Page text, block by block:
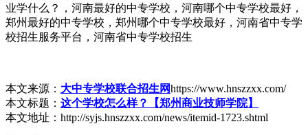
业学什么？，河南最好的中专学校，河南哪个中专学校最好，
郑州最好的中专学校，郑州哪个中专学校最好，河南省中专学
校招生服务平台，河南省中专学校招生
本文来源： 大中专学校联合招生网https://www.hnszzxx.com/
本文标题： 这个学校怎么样？【郑州商业技师学院】
本文地址：http://syjs.hnszzxx.com/news/itemid-1723.shtml